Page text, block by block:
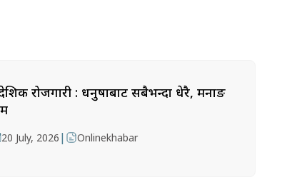
रोजगारी : धनुषाबाट सबैभन्दा धेरै, मनाङ
20 July, 2026 | Onlinekhabar